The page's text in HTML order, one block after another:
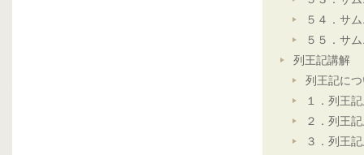
５４．サ
５５．サ
列王記講解
列王記に
１．列王
２．列王
３．列王